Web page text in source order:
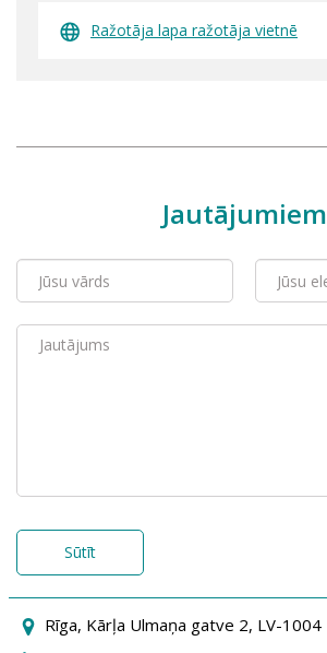
Ražotāja lapa ražotāja vietnē
Jautājumiem
Sūtīt
Rīga, Kārļa Ulmaņa gatve 2, LV-1004